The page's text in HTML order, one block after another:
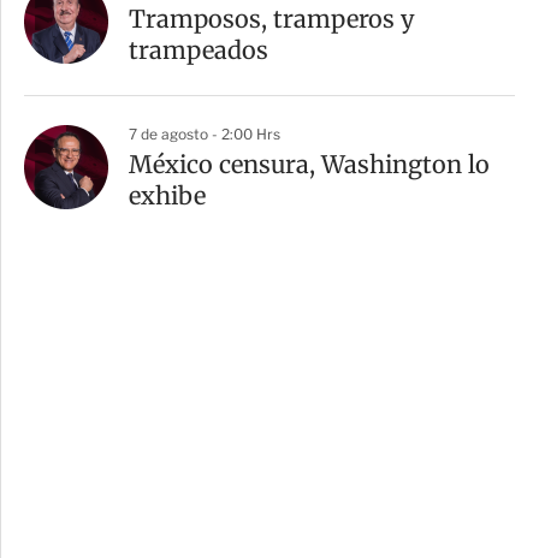
Tramposos, tramperos y
trampeados
7 de agosto - 2:00 Hrs
México censura, Washington lo
exhibe